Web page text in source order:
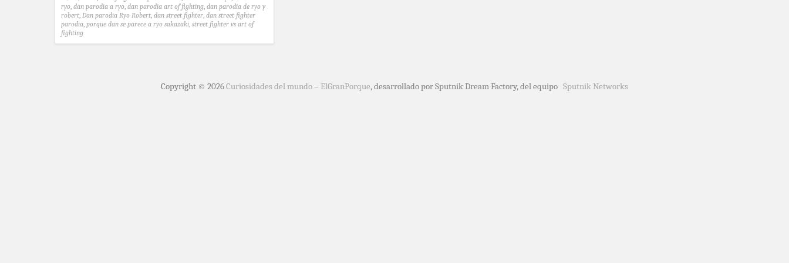
ryo, dan parodia a ryo, dan parodia art of fighting, dan parodia de ryo y
robert, Dan parodia Ryo Robert, dan street fighter, dan street fighter
parodia, porque dan se parece a ryo sakazaki, street fighter vs art of
fighting
Copyright © 2026Curiosidades del mundo – ElGranPorque, desarrollado por Sputnik Dream Factory, del equipo Sputnik Networks